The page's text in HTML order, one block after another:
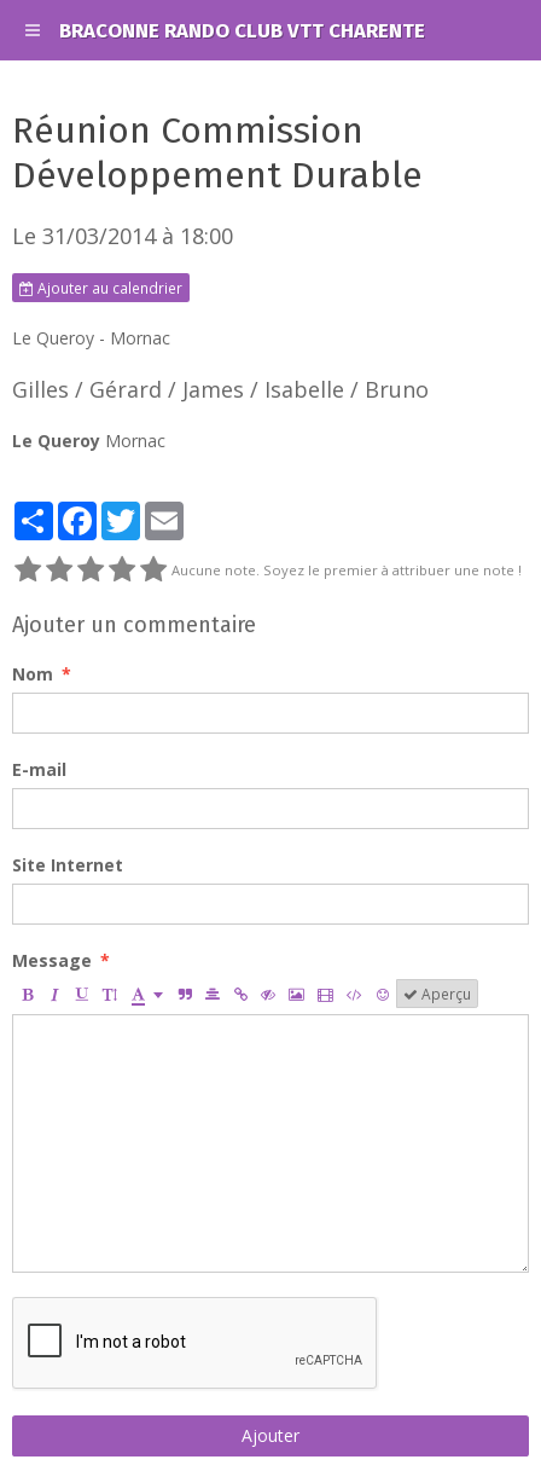
BRACONNE RANDO CLUB VTT CHARENTE
Réunion Commission
Développement Durable
Le 31/03/2014 à 18:00
Ajouter au calendrier
Le Queroy - Mornac
Gilles / Gérard / James / Isabelle / Bruno
Le Queroy Mornac
PartagerFacebook
Twitter
Aucune note. Soyez le premier à attribuer une note !
Ajouter un commentaire
Nom
E-mail
Site Internet
Message
Aperçu
Ajouter